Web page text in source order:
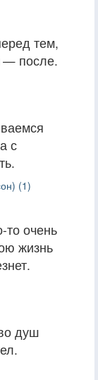
тем,
— после.
с
(1)
то очень
жизнь
душ